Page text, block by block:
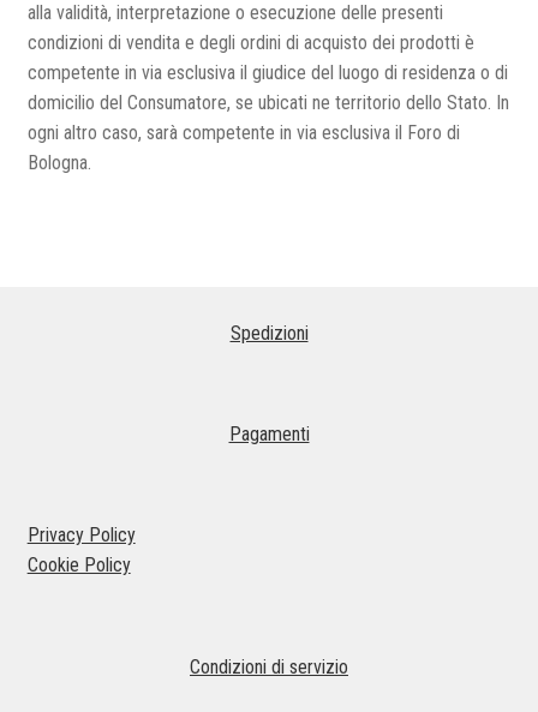
alla validità, interpretazione o esecuzione delle presenti
condizioni di vendita e degli ordini di acquisto dei prodotti è
competente in via esclusiva il giudice del luogo di residenza o di
domicilio del Consumatore, se ubicati ne territorio dello Stato. In
ogni altro caso, sarà competente in via esclusiva il Foro di
Bologna.
Spedizioni
Pagamenti
Privacy Policy
Cookie Policy
Condizioni di servizio